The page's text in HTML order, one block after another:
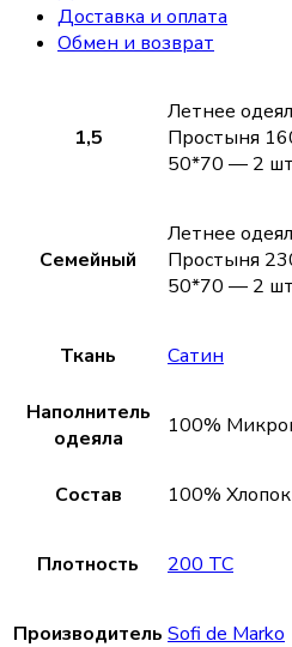
Доставка и оплата
Обмен и возврат
1,5
Летнее
Простыня
50*70 — 2 шт
Семейный
Летнее
Простыня
50*70 — 2
Ткань Сатин
Наполнитель
одеяла
100%
Состав 100% Хлопок
Плотность 200 TC
Производитель Sofi de Marko